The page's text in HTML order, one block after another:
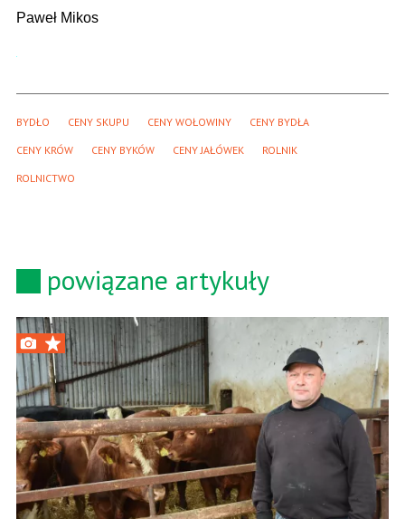
Paweł Mikos
BYDŁO CENY SKUPU CENY WOŁOWINY CENY BYDŁA
CENY KRÓW CENY BYKÓW CENY JAŁÓWEK ROLNIK
ROLNICTWO
powiązane artykuły